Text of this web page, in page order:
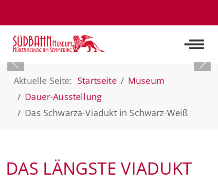
Off-
Aktuelle Seite: Startseite
Museum
Dauer-Ausstellung
Das Schwarza-Viadukt in Schwarz-Weiß
DAS LÄNGSTE VIADUKT